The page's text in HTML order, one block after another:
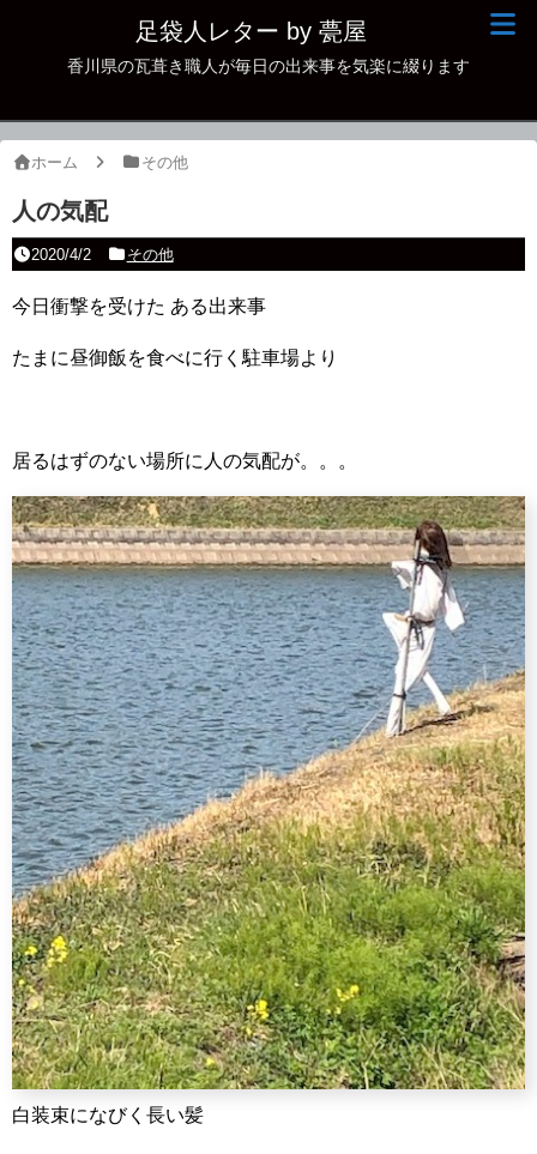
足袋人レター by 甍屋
香川県の瓦葺き職人が毎日の出来事を気楽に綴ります
ホーム その他
人の気配
2020/4/2 その他
今日衝撃を受けた ある出来事
たまに昼御飯を食べに行く駐車場より
居るはずのない場所に人の気配が。。。
白装束になびく長い髪
現場日記
古瓦